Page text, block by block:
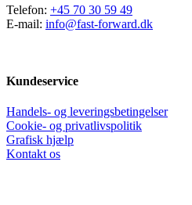
Telefon: +45 70 30 59 49
E-mail: info@fast-forward.dk
Kundeservice
Handels- og leveringsbetingelser
Cookie- og privatlivspolitik
Grafisk hjælp
Kontakt os